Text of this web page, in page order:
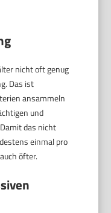
nicht oft genug
Das ist
ansammeln
und
das nicht
einmal pro
öfter.